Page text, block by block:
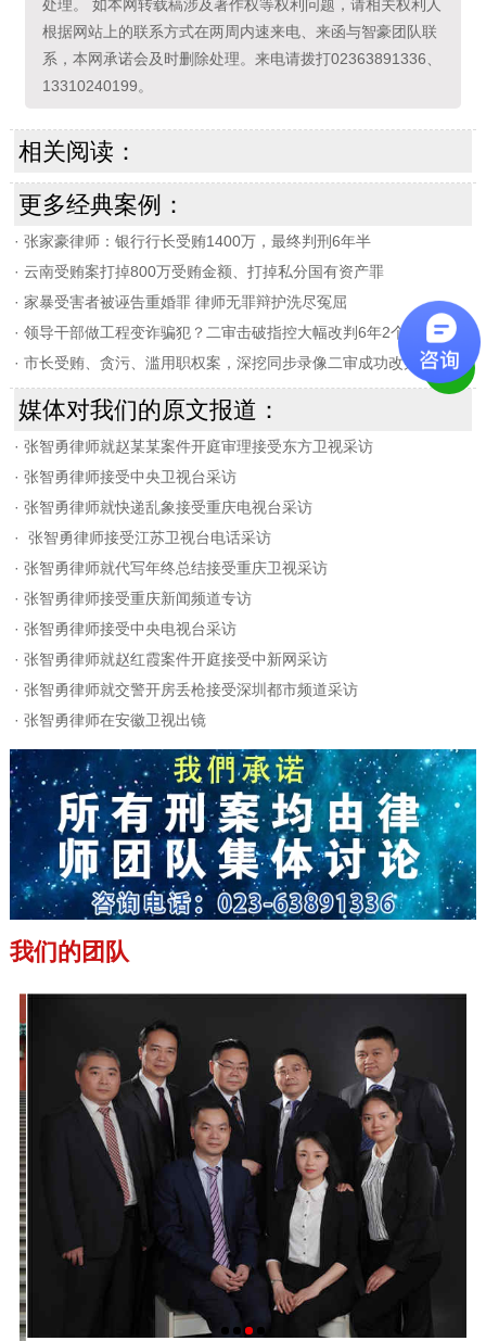
处理。 如本网转载稿涉及著作权等权利问题，请相关权利人
根据网站上的联系方式在两周内速来电、来函与智豪团队联
系，本网承诺会及时删除处理。来电请拨打02363891336、
13310240199。
相关阅读：
更多经典案例：
· 张家豪律师：银行行长受贿1400万，最终判刑6年半
· 云南受贿案打掉800万受贿金额、打掉私分国有资产罪
· 家暴受害者被诬告重婚罪 律师无罪辩护洗尽冤屈
· 领导干部做工程变诈骗犯？二审击破指控大幅改判6年2个月
· 市长受贿、贪污、滥用职权案，深挖同步录像二审成功改判
媒体对我们的原文报道：
· 张智勇律师就赵某某案件开庭审理接受东方卫视采访
· 张智勇律师接受中央卫视台采访
· 张智勇律师就快递乱象接受重庆电视台采访
·
张智勇律师接受江苏卫视台电话采访
· 张智勇律师就代写年终总结接受重庆卫视采访
· 张智勇律师接受重庆新闻频道专访
· 张智勇律师接受中央电视台采访
· 张智勇律师就赵红霞案件开庭接受中新网采访
· 张智勇律师就交警开房丢枪接受深圳都市频道采访
· 张智勇律师在安徽卫视出镜
我们的团队